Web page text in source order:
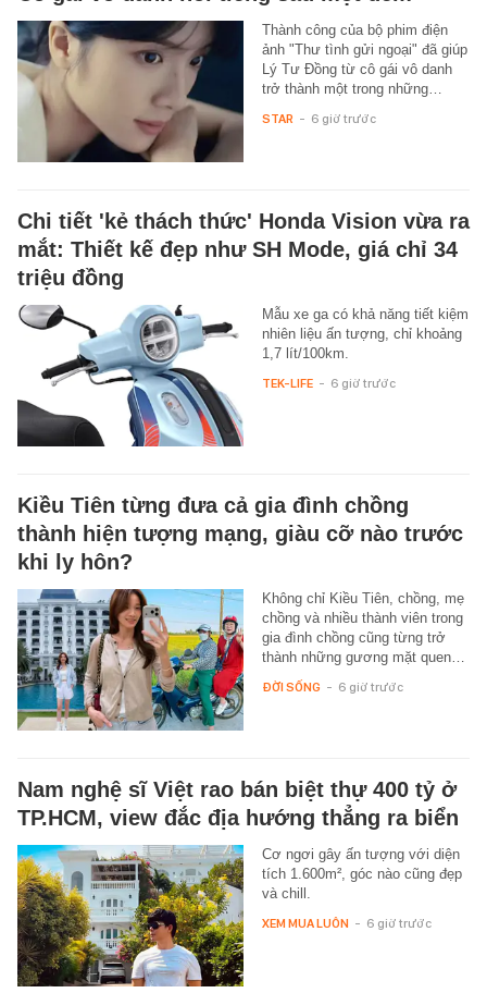
Thành công của bộ phim điện
ảnh "Thư tình gửi ngoại" đã giúp
Lý Tư Đồng từ cô gái vô danh
trở thành một trong những…
STAR - 6 giờ trước
Chi tiết 'kẻ thách thức' Honda Vision vừa ra
mắt: Thiết kế đẹp như SH Mode, giá chỉ 34
triệu đồng
Mẫu xe ga có khả năng tiết kiệm
nhiên liệu ấn tượng, chỉ khoảng
1,7 lít/100km.
TEK-LIFE - 6 giờ trước
Kiều Tiên từng đưa cả gia đình chồng
thành hiện tượng mạng, giàu cỡ nào trước
khi ly hôn?
Không chỉ Kiều Tiên, chồng, mẹ
chồng và nhiều thành viên trong
gia đình chồng cũng từng trở
thành những gương mặt quen…
ĐỜI SỐNG - 6 giờ trước
Nam nghệ sĩ Việt rao bán biệt thự 400 tỷ ở
TP.HCM, view đắc địa hướng thẳng ra biển
Cơ ngơi gây ấn tượng với diện
tích 1.600m², góc nào cũng đẹp
và chill.
XEM MUA LUÔN - 6 giờ trước